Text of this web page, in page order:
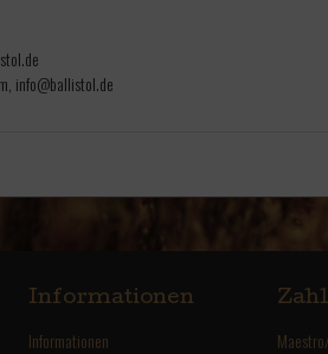
info@ballistol.de
Informationen
Informationen